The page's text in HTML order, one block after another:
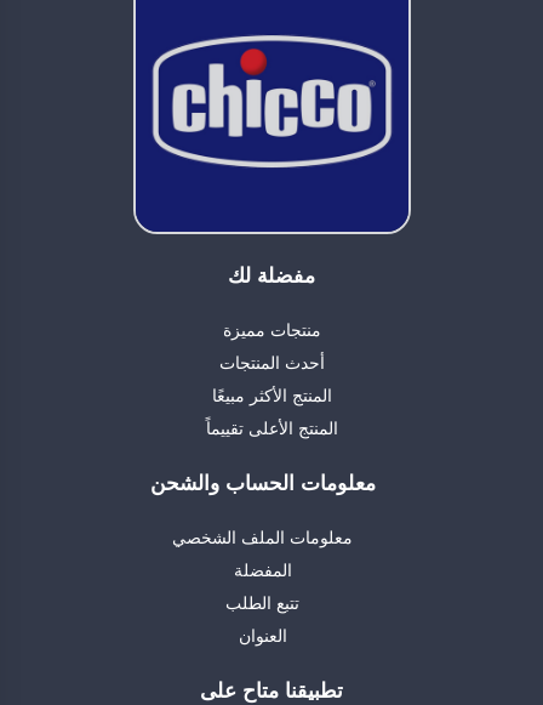
مفضلة لك
منتجات مميزة
أحدث المنتجات
المنتج الأكثر مبيعًا
المنتج الأعلى تقييماً
معلومات الحساب والشحن
معلومات الملف الشخصي
المفضلة
تتبع الطلب
العنوان
تطبيقنا متاح على